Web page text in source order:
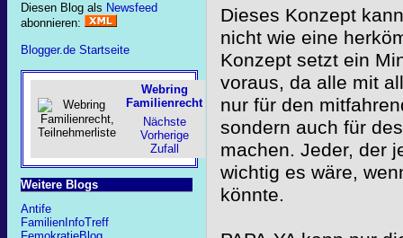
Diesen Blog als Newsfeed
abonnieren:
Blogger.de Startseite
Webring
Familienrecht
Nächste
Vorherige
Zufall
Weitere Blogs
Antife
FamilienInfoTreff
Dieses Konzept
nicht wie eine
Konzept setzt ein
voraus, da alle mit
nur für den
sondern auch für
machen. Jeder, der
wichtig es wäre,
könnte.